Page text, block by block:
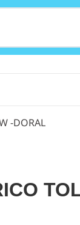
-DORAL